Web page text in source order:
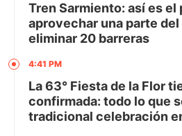
Tren Sarmiento: así es
aprovechar una parte
eliminar 20 barreras
4:41 PM
La 63° Fiesta de la Flor
confirmada: todo lo que
tradicional celebración